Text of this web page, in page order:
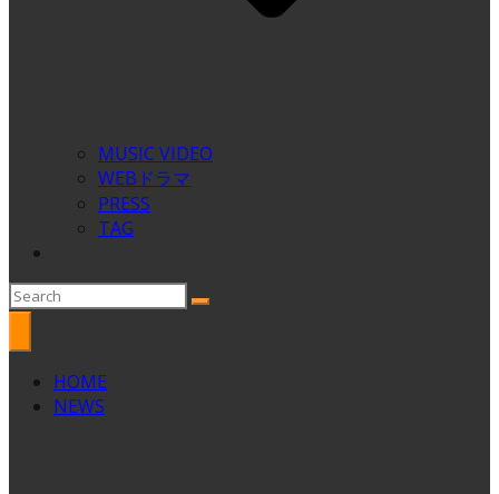
MUSIC VIDEO
WEBドラマ
PRESS
TAG
HOME
NEWS